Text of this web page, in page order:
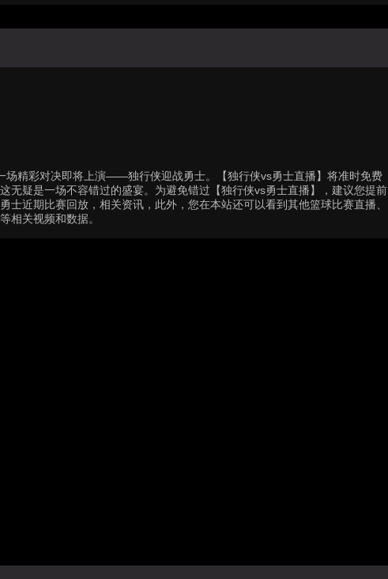
场精彩对决即将上演——独行侠迎战勇士。【独行侠vs勇士直播】将准时免费
无疑是一场不容错过的盛宴。为避免错过【独行侠vs勇士直播】，建议您提前
士近期比赛回放，相关资讯，此外，您在本站还可以看到其他篮球比赛直播、
相关视频和数据。